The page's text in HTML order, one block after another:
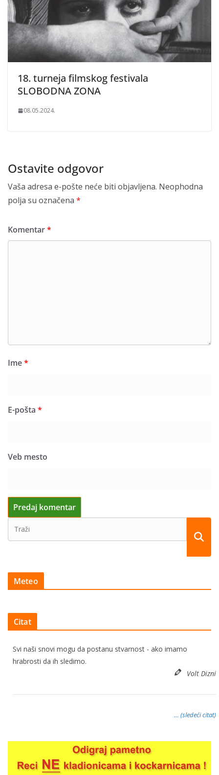
18. turneja filmskog festivala
SLOBODNA ZONA
08.05.2024.
Ostavite odgovor
Vaša adresa e-pošte neće biti objavljena. Neophodna
polja su označena *
Komentar*
Ime*
E-pošta *
Veb mesto
Meteo
Citat
Svi naši snovi mogu da postanu stvarnost - ako imamo
hrabrosti da ih sledimo.
Volt Dizni
… (sledeći citat)